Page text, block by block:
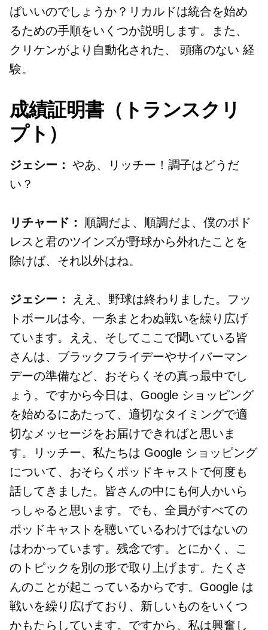
ばいいのでしょうか？リカルドは統合を始め
るための手順をいくつか説明します。また、
クリケンがより自動化された、 頭痛のない 経
験。
成績証明書（トランスクリ
プト）
ジェシー： やあ、リッチー！調子はどうだ
い？
リチャード：
順調だよ、順調だよ、僕のポド
レスと君のツインズが野球から外れたことを
除けば、それ以外はね。
ジェシー：
ええ、野球は終わりました。フッ
トボールは今、一糸まとわぬ戦いを繰り広げ
ています。ええ、そしてここで聞いている皆
さんは、ブラックフライデーやサイバーマン
デーの準備など、おそらくその真っ最中でし
ょう。ですから今日は、Google ショッピング
を始めるにあたって、適切なタイミングで適
切なメッセージをお届けできればと思いま
す。リッチー、私たちは Google ショッピング
について、おそらくポッドキャストで何度も
話してきました。皆さんの中にも何人かいら
っしゃると思います。でも、全員がすべての
ポッドキャストを聴いているわけではないの
はわかっています。残念です。とにかく、こ
のトピックを別の形で取り上げます。たくさ
んのことが起こっているからです。Google は
戦いを繰り広げており、新しいものをいくつ
かもたらしています。ですから、私は興奮し